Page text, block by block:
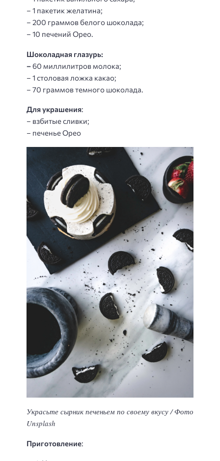
– 1 пакетик желатина;
– 200 граммов белого шоколада;
– 10 печений Орео.
Шоколадная глазурь:
–60 миллилитров молока;
– 1 столовая ложка какао;
– 70 граммов темного шоколада.
Для украшения:
– взбитые сливки;
– печенье Орео
Украсьте сырник печеньем по своему вкусу / Фото
Unsplash
Приготовление: